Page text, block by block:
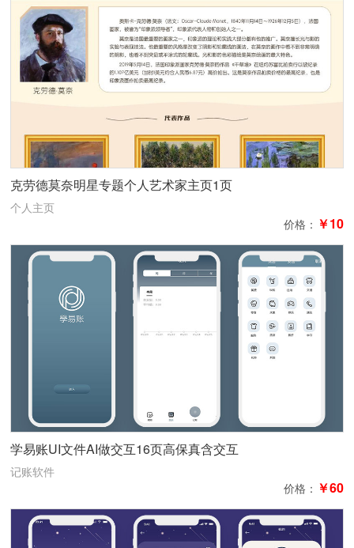
克劳德莫奈明星专题个人艺术家主页1页
个人主页
价格： ￥10
学易账UI文件AI做交互16页高保真含交互
记账软件
价格： ￥60